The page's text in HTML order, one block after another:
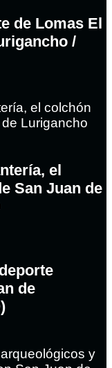
de Lomas El
/
el
San Juan de
de